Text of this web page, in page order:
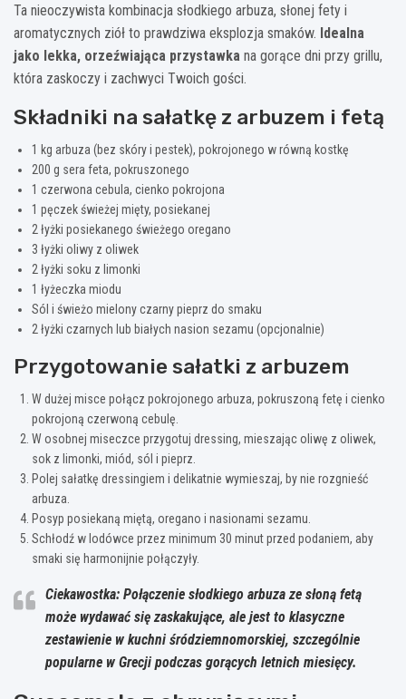
Ta nieoczywista kombinacja słodkiego arbuza, słonej fety i
aromatycznych ziół to prawdziwa eksplozja smaków. Idealna
jako lekka, orzeźwiająca przystawka na gorące dni przy grillu,
która zaskoczy i zachwyci Twoich gości.
Składniki na sałatkę z arbuzem i fetą
1 kg arbuza (bez skóry i pestek), pokrojonego w równą kostkę
200 g sera feta, pokruszonego
1 czerwona cebula, cienko pokrojona
1 pęczek świeżej mięty, posiekanej
2 łyżki posiekanego świeżego oregano
3 łyżki oliwy z oliwek
2 łyżki soku z limonki
1 łyżeczka miodu
Sól i świeżo mielony czarny pieprz do smaku
2 łyżki czarnych lub białych nasion sezamu (opcjonalnie)
Przygotowanie sałatki z arbuzem
W dużej misce połącz pokrojonego arbuza, pokruszoną fetę i cienko
pokrojoną czerwoną cebulę.
W osobnej miseczce przygotuj dressing, mieszając oliwę z oliwek,
sok z limonki, miód, sól i pieprz.
Polej sałatkę dressingiem i delikatnie wymieszaj, by nie rozgnieść
arbuza.
Posyp posiekaną miętą, oregano i nasionami sezamu.
Schłodź w lodówce przez minimum 30 minut przed podaniem, aby
smaki się harmonijnie połączyły.
Ciekawostka: Połączenie słodkiego arbuza ze słoną fetą
może wydawać się zaskakujące, ale jest to klasyczne
zestawienie w kuchni śródziemnomorskiej, szczególnie
popularne w Grecji podczas gorących letnich miesięcy.